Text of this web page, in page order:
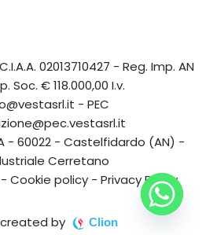
02013710427 - Reg. Imp. AN
Soc. € 118.000,00 I.v.
- PEC
- 60022 - Castelfidardo (AN) -
Cerretano
- Cookie policy - Privacy Policy
by Clion